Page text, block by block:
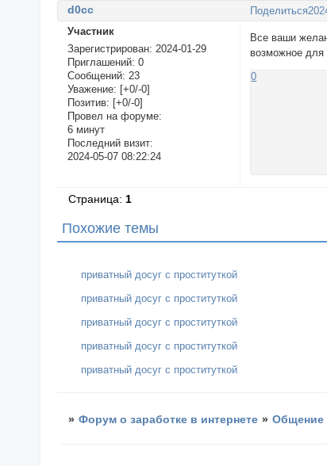
Поделиться
d0cc
Участник
Зарегистрирован: 2024-01-29
Приглашений: 0
Сообщений: 23
Уважение: [+0/-0]
Позитив: [+0/-0]
Провел на форуме:
6 минут
Последний визит:
2024-05-07 08:22:24
Все ваши
возможное
0
Страница: 1
Похожие темы
приватный досуг с проституткой
приватный досуг с проституткой
приватный досуг с проституткой
приватный досуг с проституткой
приватный досуг с проституткой
» Форум о заработке в интернете » Общение